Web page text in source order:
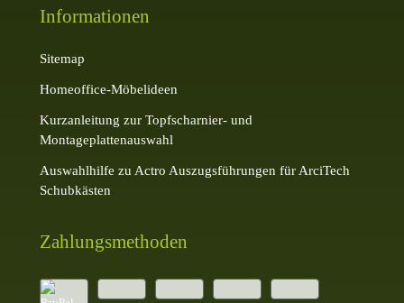
Informationen
Sitemap
Homeoffice-Möbelideen
Kurzanleitung zur Topfscharnier- und
Montageplattenauswahl
Auswahlhilfe zu Actro Auszugsführungen für ArciTech
Schubkästen
Zahlungsmethoden